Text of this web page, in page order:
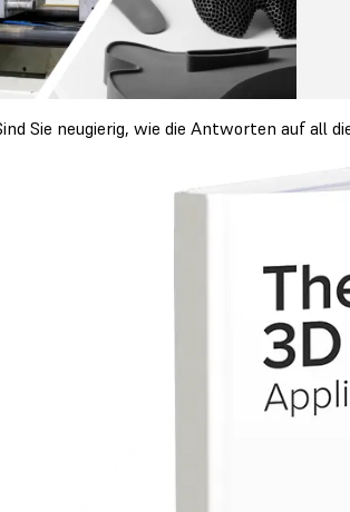
Sie neugierig, wie die Antworten auf all